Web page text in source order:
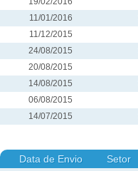
11/01/2016
11/12/2015
24/08/2015
20/08/2015
14/08/2015
06/08/2015
14/07/2015
Data de Envio Setor